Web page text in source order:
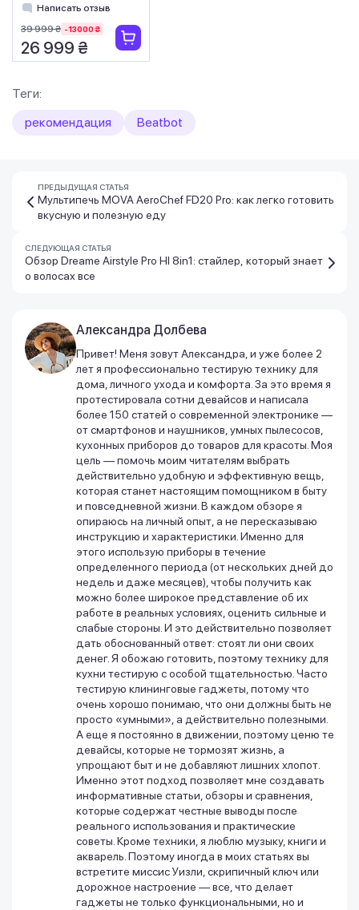
Написать отзыв
39 999 ₴ -13000 ₴
26 999 ₴
Теги:
рекомендация
Beatbot
ПРЕДЫДУЩАЯ СТАТЬЯ
Мультипечь MOVA AeroChef FD20 Pro: как легко готовить
вкусную и полезную еду
СЛЕДУЮЩАЯ СТАТЬЯ
Обзор Dreame Airstyle Pro HI 8in1: стайлер, который знает
о волосах все
Александра Долбева
Привет! Меня зовут Александра, и уже более 2
лет я профессионально тестирую технику для
дома, личного ухода и комфорта. За это время я
протестировала сотни девайсов и написала
более 150 статей о современной электронике —
от смартфонов и наушников, умных пылесосов,
кухонных приборов до товаров для красоты. Моя
цель — помочь моим читателям выбрать
действительно удобную и эффективную вещь,
которая станет настоящим помощником в быту
и повседневной жизни. В каждом обзоре я
опираюсь на личный опыт, а не пересказываю
инструкцию и характеристики. Именно для
этого использую приборы в течение
определенного периода (от нескольких дней до
недель и даже месяцев), чтобы получить как
можно более широкое представление об их
работе в реальных условиях, оценить сильные и
слабые стороны. И это действительно позволяет
дать обоснованный ответ: стоят ли они своих
денег. Я обожаю готовить, поэтому технику для
кухни тестирую с особой тщательностью. Часто
тестирую клининговые гаджеты, потому что
очень хорошо понимаю, что они должны быть не
просто «умными», а действительно полезными.
А еще я постоянно в движении, поэтому ценю те
девайсы, которые не тормозят жизнь, а
упрощают быт и не добавляют лишних хлопот.
Именно этот подход позволяет мне создавать
информативные статьи, обзоры и сравнения,
которые содержат честные выводы после
реального использования и практические
советы. Кроме техники, я люблю музыку, книги и
акварель. Поэтому иногда в моих статьях вы
встретите миссис Уизли, скрипичный ключ или
дорожное настроение — все, что делает
гаджеты не только функциональными, но и